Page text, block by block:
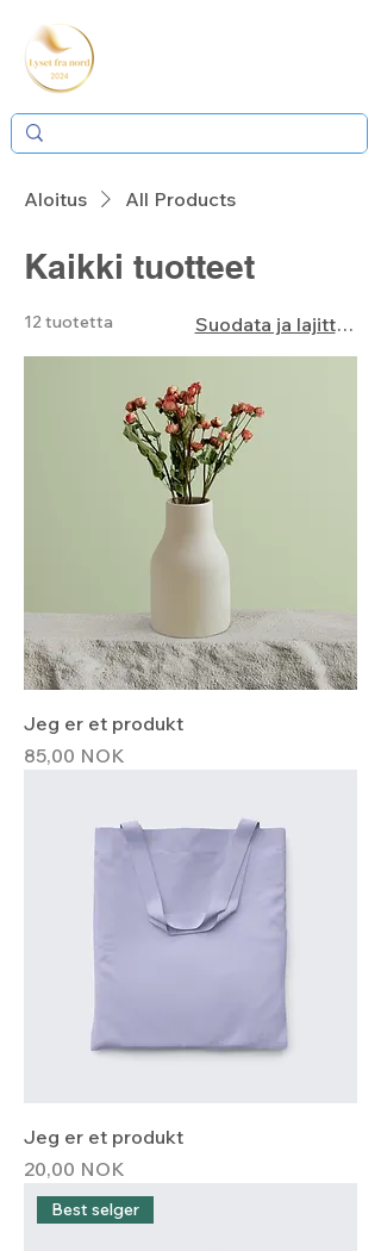
Aloitus All Products
Kaikki tuotteet
12 tuotetta Suodata ja lajittele
Jeg er et produkt
Hinta
85,00 NOK
Jeg er et produkt
Hinta
20,00 NOK
Best selger